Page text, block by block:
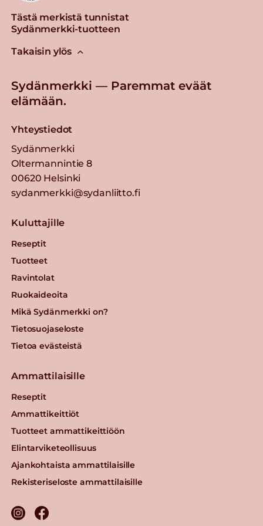
Tästä merkistä tunnistat
Sydänmerkki-tuotteen
Takaisin ylös
Sydänmerkki — Paremmat eväät
elämään.
Yhteystiedot
Sydänmerkki
Oltermannintie 8
00620 Helsinki
sydanmerkki@sydanliitto.fi
Kuluttajille
Reseptit
Tuotteet
Ravintolat
Ruokaideoita
Mikä Sydänmerkki on?
Tietosuojaseloste
Tietoa evästeistä
Ammattilaisille
Reseptit
Ammattikeittiöt
Tuotteet ammattikeittiöön
Elintarviketeollisuus
Ajankohtaista ammattilaisille
Rekisteriseloste ammattilaisille